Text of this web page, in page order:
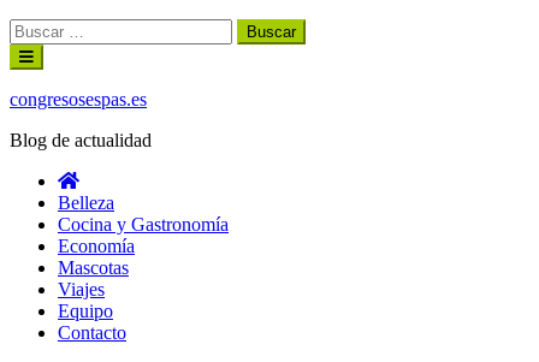
Buscar:
Ir
al
contenido
congresosespas.es
Blog de actualidad
Belleza
Cocina y Gastronomía
Economía
Mascotas
Viajes
Equipo
Contacto